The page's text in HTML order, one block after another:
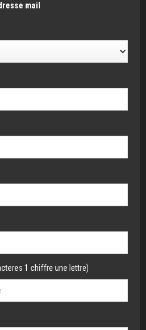
mail
1 chiffre une lettre)